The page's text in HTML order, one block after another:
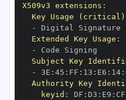
X509v3 extensions :
Key Usage (critical)
-
Extended Key Usage :
-
Subject Key
-
3E : 45 : FF : 13 : E6 : 14:
Authority Key
keyid : DF : D3 : E9 : CF